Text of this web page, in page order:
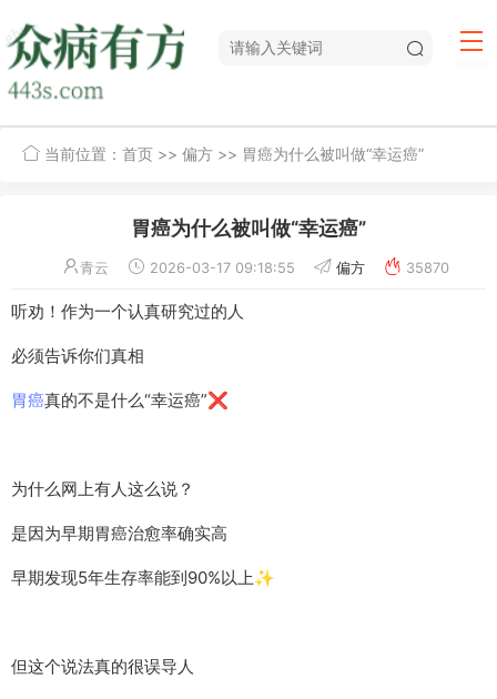
当前位置： 首页 >> 偏方 >> 胃癌为什么被叫做“幸运癌”
胃癌为什么被叫做“幸运癌”
青云 2026-03-17 09:18:55 偏方 35870
听劝！作为一个认真研究过的人
必须告诉你们真相
胃癌真的不是什么“幸运癌”❌
为什么网上有人这么说？
是因为早期胃癌治愈率确实高
早期发现5年生存率能到90%以上✨
但这个说法真的很误导人